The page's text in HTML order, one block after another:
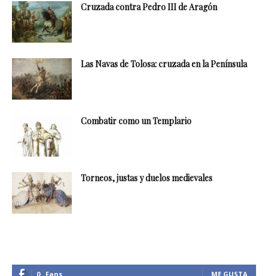
Cruzada contra Pedro III de Aragón
Las Navas de Tolosa: cruzada en la Península
Combatir como un Templario
Torneos, justas y duelos medievales
0 Fans ME GUSTA